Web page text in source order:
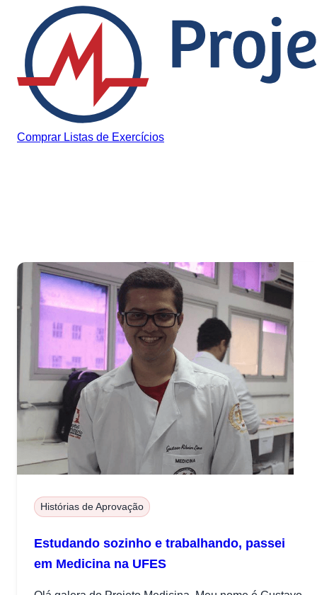
Pular para o conteúdo
Comprar Listas de Exercícios
Histórias de Aprovação
Estudando sozinho e trabalhando, passei
em Medicina na UFES